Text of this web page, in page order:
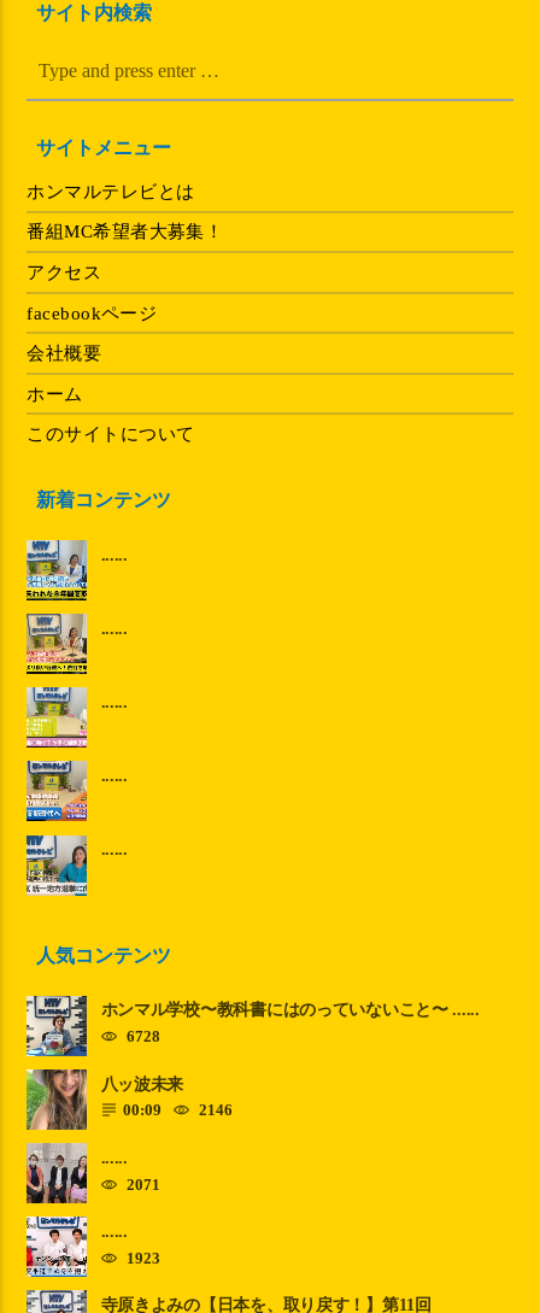
サイト内検索
サイトメニュー
ホンマルテレビとは
番組MC希望者大募集！
アクセス
facebookページ
会社概要
ホーム
このサイトについて
新着コンテンツ
......
......
......
......
......
人気コンテンツ
ホンマル学校〜教科書にはのっていないこと〜 ......
6728
八ッ波未来
00:09
2146
......
2071
......
1923
寺原きよみの【日本を、取り戻す！】第11回